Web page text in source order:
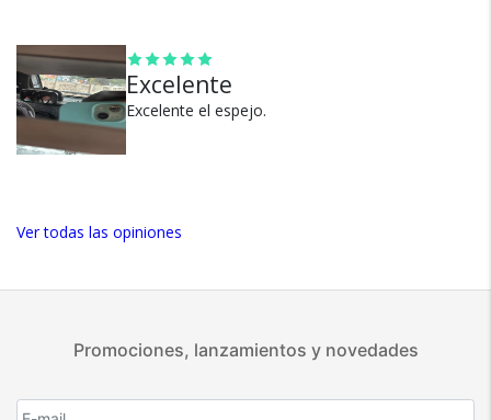
Excelente
Excelente el espejo.
Ver todas las opiniones
Promociones, lanzamientos y novedades